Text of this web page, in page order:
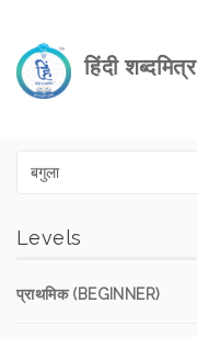
हिंदी शब्दमित्र
Levels
प्राथमिक (BEGINNER)